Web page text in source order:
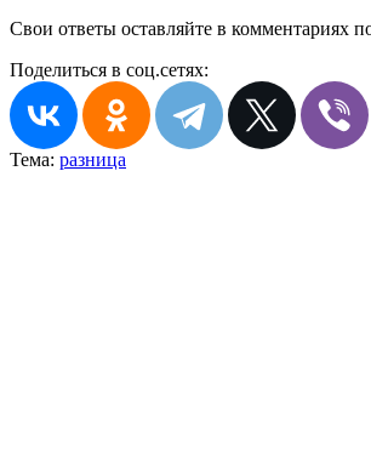
Свои ответы оставляйте в комментариях
Поделиться в соц.сетях:
Тема: разница